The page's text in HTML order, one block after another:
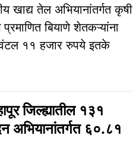
खाद्य तेल अभियानांतर्गत कृषी
प्रमाणित बियाणे शेतकऱ्यांना
११ हजार रुपये इतके
जिल्ह्यातील १३१
अभियानांतर्गत ६०.८१